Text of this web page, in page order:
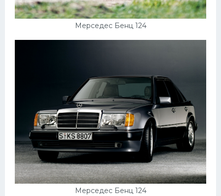
Мерседес Бенц 124
Мерседес Бенц 124